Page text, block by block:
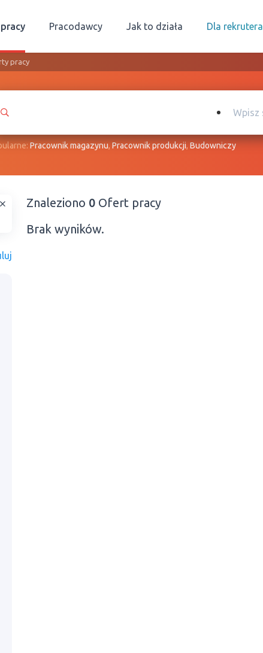
Pracodawcy Jak to działa Dla rekrutera
pracy
Рracownik magazynu,Pracownik produkcji,Budowniczy
Znaleziono 0 Ofert pracy
Brak wyników.